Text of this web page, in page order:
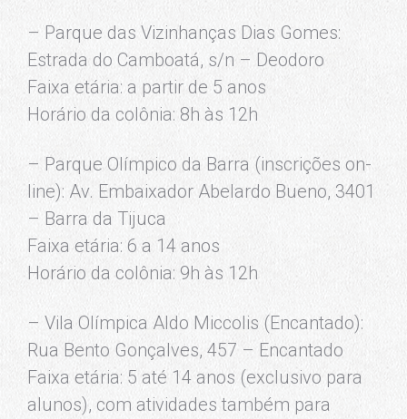
– Parque das Vizinhanças Dias Gomes:
Estrada do Camboatá, s/n – Deodoro
Faixa etária: a partir de 5 anos
Horário da colônia: 8h às 12h
– Parque Olímpico da Barra (inscrições on-
line): Av. Embaixador Abelardo Bueno, 3401
– Barra da Tijuca
Faixa etária: 6 a 14 anos
Horário da colônia: 9h às 12h
– Vila Olímpica Aldo Miccolis (Encantado):
Rua Bento Gonçalves, 457 – Encantado
Faixa etária: 5 até 14 anos (exclusivo para
alunos), com atividades também para